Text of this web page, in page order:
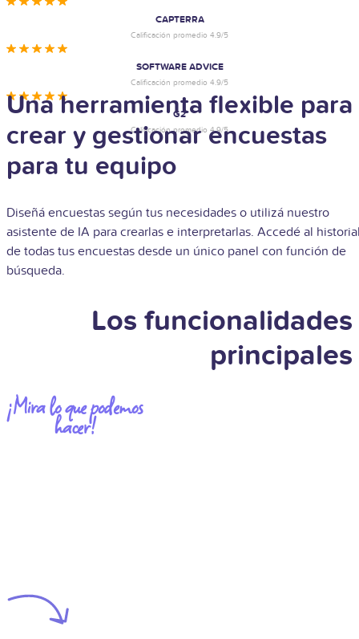
CAPTERRA
Calificación promedio 4.9/5
SOFTWARE ADVICE
Calificación promedio 4.9/5
G2
Calificación promedio 4.9/5
Una herramienta flexible para
crear y gestionar encuestas
para tu equipo
Diseñá encuestas según tus necesidades o utilizá nuestro
asistente de IA para crearlas e interpretarlas. Accedé al
de todas tus encuestas desde un único panel con función de
búsqueda.
Los funcionalidades
principales
¡Mira lo que podemos
hacer!